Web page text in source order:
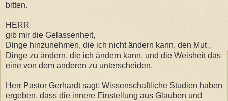
bitten.
HERR
gib mir die Gelassenheit,
Dinge hinzunehmen, die ich nicht ändern kann, den Mut ,
Dinge zu ändern, die ich ändern kann, und die Weisheit das
eine von dem anderen zu unterscheiden.
Herr Pastor Gerhardt sagt: Wissenschaftliche Studien haben
ergeben, dass die innere Einstellung aus Glauben und